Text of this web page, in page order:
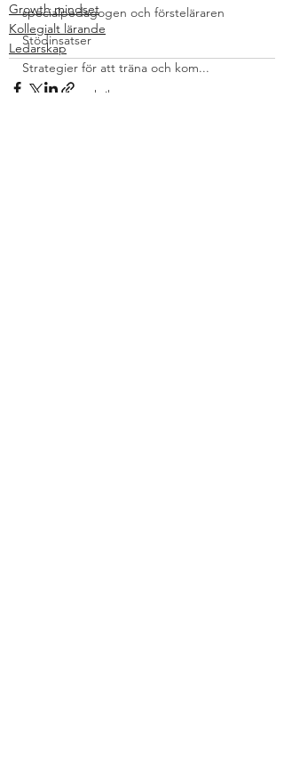
specialpedagogen och försteläraren
Stödinsatser
Strategier för att träna och kom...
teori och praktik
Growth mindset
Kollegialt lärande
Ledarskap